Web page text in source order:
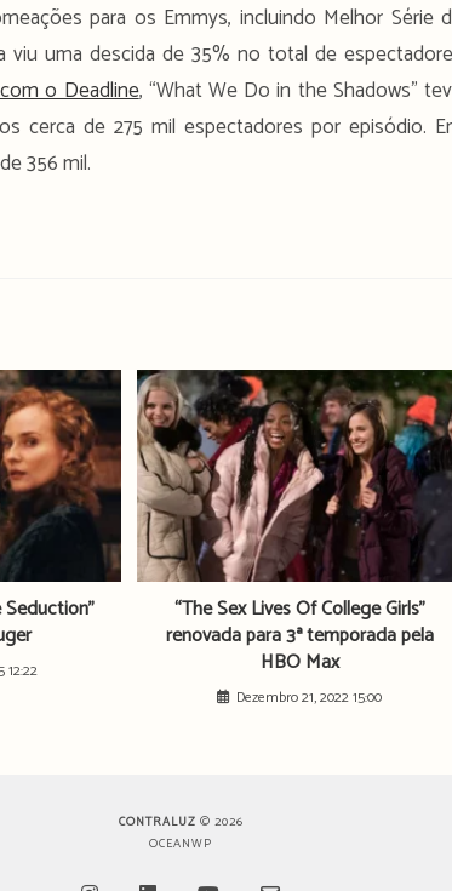
para os Emmys, incluindo Melhor Série
viu uma descida de 35% no total de
o Deadline, “What We Do in the Shadows”
cerca de 275 mil espectadores por episódio.
356 mil.
12:22
“The Sex Lives Of College Girls”
renovada para 3ª temporada pela
HBO Max
Dezembro 21, 2022 15:00
CONTRALUZ © 2026
OCEANWP